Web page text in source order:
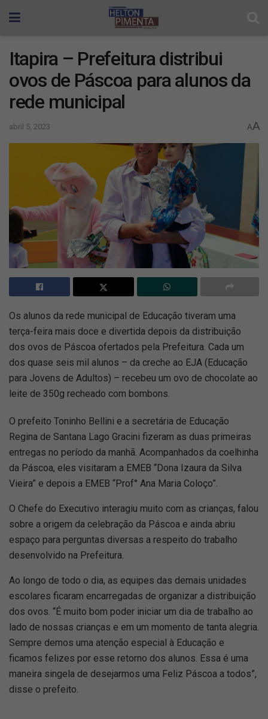
Itapira – Prefeitura distribui
ovos de Páscoa para alunos da
rede municipal
abril 5, 2023 AA
Os alunos da rede municipal de Educação tiveram uma
terça-feira mais doce e divertida depois da distribuição
dos ovos de Páscoa ofertados pela Prefeitura. Cada um
dos quase seis mil alunos – da creche ao EJA (Educação
para Jovens de Adultos) – recebeu um ovo de chocolate ao
leite de 350g recheado com bombons.
O prefeito Toninho Bellini e a secretária de Educação
Regina de Santana Lago Gracini fizeram as duas primeiras
entregas no período da manhã. Acompanhados da coelhinha
da Páscoa, eles visitaram a EMEB “Dona Izaura da Silva
Vieira” e depois a EMEB “Prof° Ana Maria Coloço”.
O Chefe do Executivo interagiu muito com as crianças, falou
sobre a origem da celebração da Páscoa e ainda abriu
espaço para perguntas diversas a respeito do trabalho
desenvolvido na Prefeitura.
Ao longo de todo o dia, as equipes das demais unidades
escolares ficaram encarregadas de organizar a distribuição
dos ovos. “É muito bom poder iniciar um dia de trabalho ao
lado de nossas crianças e em um momento de tanta alegria.
Sempre demos uma atenção especial à Educação e
ficamos felizes por esse retorno dos alunos. Essa é uma
maneira singela de desejarmos uma Feliz Páscoa a todos”,
disse o prefeito.